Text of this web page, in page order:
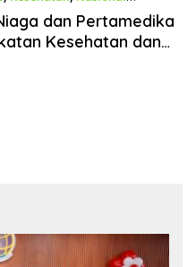
dan Pertamedika
Kesehatan dan